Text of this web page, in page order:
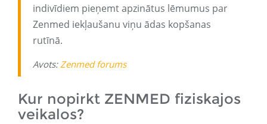
indivīdiem pieņemt apzinātus lēmumus par
Zenmed iekļaušanu viņu ādas kopšanas
rutīnā.
Avots:Zenmed forums
Kur nopirkt ZENMED fiziskajos
veikalos?